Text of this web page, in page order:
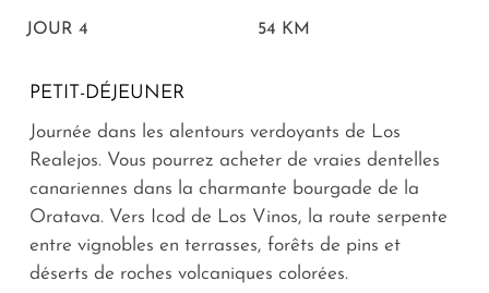
JOUR 4 54 KM
PETIT-DÉJEUNER
Journée dans les alentours verdoyants de Los
Realejos. Vous pourrez acheter de vraies dentelles
canariennes dans la charmante bourgade de la
Oratava. Vers Icod de Los Vinos, la route serpente
entre vignobles en terrasses, forêts de pins et
déserts de roches volcaniques colorées.